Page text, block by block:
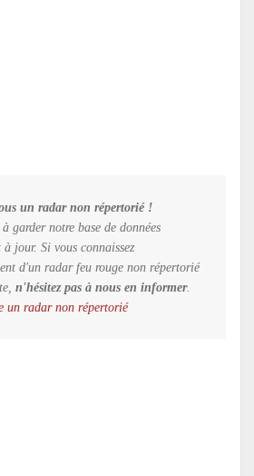
un radar non répertorié !
garder notre base de données
à jour. Si vous connaissez
d'un radar feu rouge non répertorié
n'hésitez pas à nous en informer.
un radar non répertorié